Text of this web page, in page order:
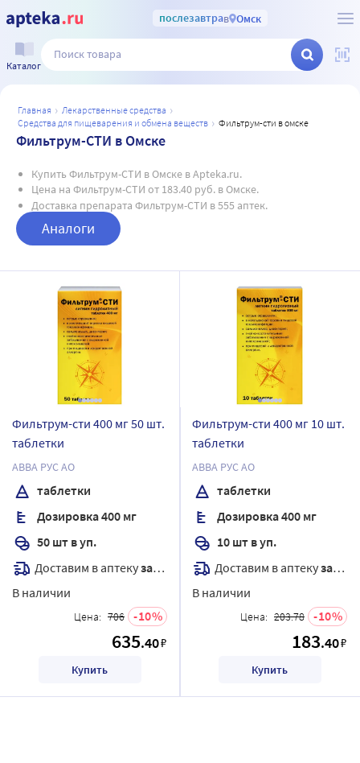
послезавтрав Омск
Каталог
главная
лекарственные средства
средства для пищеварения и обмена веществ
фильтрум-сти в омске
Фильтрум-СТИ в Омске
Купить Фильтрум-СТИ в Омске в Apteka.ru.
Цена на Фильтрум-СТИ от 183.40 руб. в Омске.
Доставка препарата Фильтрум-СТИ в 555 аптек.
Аналоги
Фильтрум-сти 400 мг 50 шт.
таблетки
АВВА РУС АО
таблетки
Дозировка 400 мг
50 шт в уп.
Доставим в аптекузавтра
В наличии
Цена: 706 10
635.40₽
Купить
Фильтрум-сти 400 мг 10 шт.
таблетки
АВВА РУС АО
таблетки
Дозировка 400 мг
10 шт в уп.
Доставим в аптекузавтра
В наличии
Цена: 203.78 10
183.40₽
Купить